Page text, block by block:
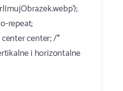
repeat;
center; /*
i horizontalne